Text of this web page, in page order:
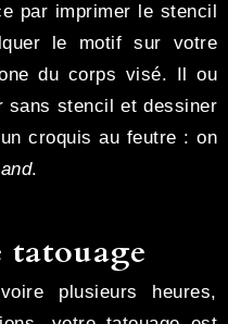
par imprimer le stencil
le motif sur votre
du corps visé. Il ou
sans stencil et dessiner
croquis au feutre : on
.
tatouage
plusieurs heures,